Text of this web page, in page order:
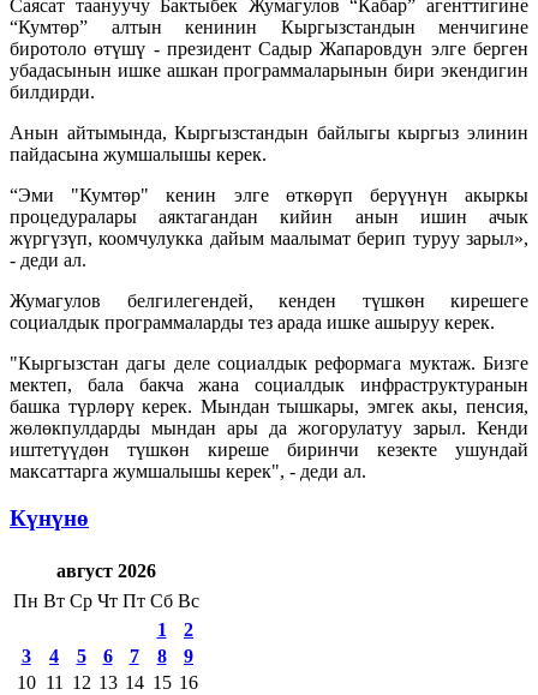
Саясат таануучу Бактыбек Жумагулов “Кабар” агенттигине
“Кумтөр” алтын кенинин Кыргызстандын менчигине
биротоло өтүшү - президент Садыр Жапаровдун элге берген
убадасынын ишке ашкан программаларынын бири экендигин
билдирди.
Анын айтымында, Кыргызстандын байлыгы кыргыз элинин
пайдасына жумшалышы керек.
“Эми "Кумтөр" кенин элге өткөрүп берүүнүн акыркы
процедуралары аяктагандан кийин анын ишин ачык
жүргүзүп, коомчулукка дайым маалымат берип туруу зарыл»,
- деди ал.
Жумагулов белгилегендей, кенден түшкөн кирешеге
социалдык программаларды тез арада ишке ашыруу керек.
"Кыргызстан дагы деле социалдык реформага муктаж. Бизге
мектеп, бала бакча жана социалдык инфраструктуранын
башка түрлөрү керек. Мындан тышкары, эмгек акы, пенсия,
жөлөкпулдарды мындан ары да жогорулатуу зарыл. Кенди
иштетүүдөн түшкөн киреше биринчи кезекте ушундай
максаттарга жумшалышы керек", - деди ал.
Күнүнө
август 2026
Пн Вт Ср Чт Пт Сб Вс
1
2
3
4 5 6 7 8
9
10 11 12 13 14 15 16